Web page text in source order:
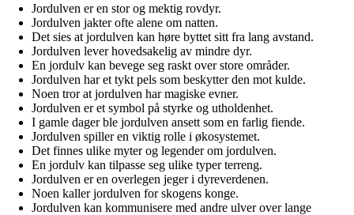
Jordulven er en stor og mektig rovdyr.
Jordulven jakter ofte alene om natten.
Det sies at jordulven kan høre byttet sitt fra lang avstand.
Jordulven lever hovedsakelig av mindre dyr.
En jordulv kan bevege seg raskt over store områder.
Jordulven har et tykt pels som beskytter den mot kulde.
Noen tror at jordulven har magiske evner.
Jordulven er et symbol på styrke og utholdenhet.
I gamle dager ble jordulven ansett som en farlig fiende.
Jordulven spiller en viktig rolle i økosystemet.
Det finnes ulike myter og legender om jordulven.
En jordulv kan tilpasse seg ulike typer terreng.
Jordulven er en overlegen jeger i dyreverdenen.
Noen kaller jordulven for skogens konge.
Jordulven kan kommunisere med andre ulver over lange